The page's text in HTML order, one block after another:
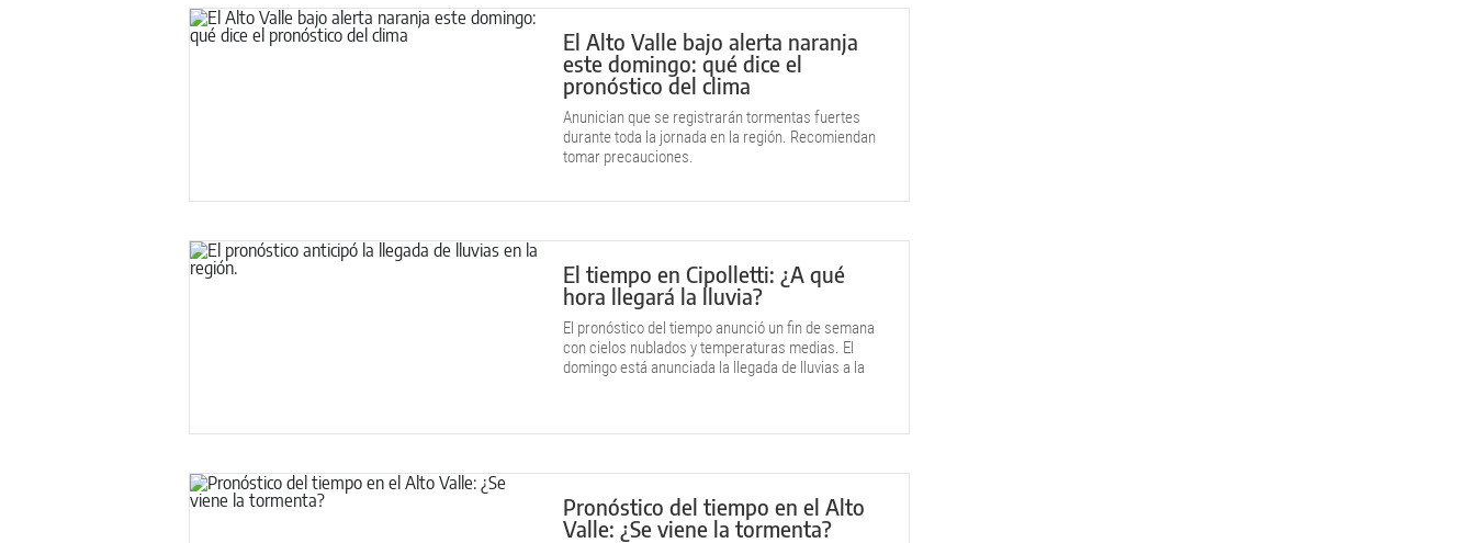
El Alto Valle bajo alerta naranja
este domingo: qué dice el
pronóstico del clima
Anunician que se registrarán tormentas fuertes
durante toda la jornada en la región. Recomiendan
tomar precauciones.
El tiempo en Cipolletti: ¿A qué
hora llegará la lluvia?
El pronóstico del tiempo anunció un fin de semana
con cielos nublados y temperaturas medias. El
domingo está anunciada la llegada de lluvias a la
Pronóstico del tiempo en el Alto
Valle: ¿Se viene la tormenta?